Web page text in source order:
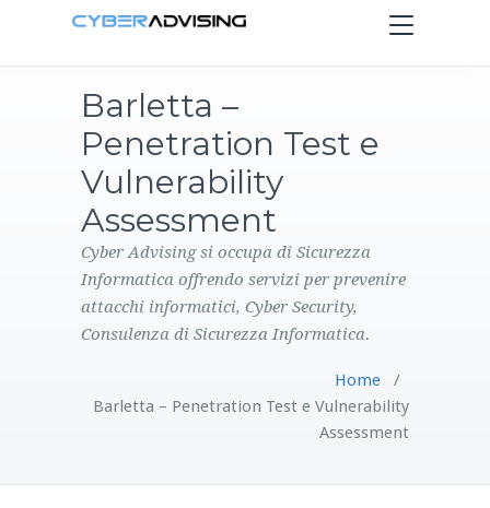
Toggle
navigation
PRODOTTI
CONTATTI
Barletta –
Penetration Test e
Vulnerability
Assessment
Cyber Advising si occupa di Sicurezza
Informatica offrendo servizi per prevenire
attacchi informatici, Cyber Security,
Consulenza di Sicurezza Informatica.
Home/
Barletta – Penetration Test e Vulnerability
Assessment